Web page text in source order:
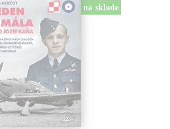
na sklade